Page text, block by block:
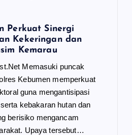
Perkuat Sinergi
Kekeringan dan
Kemarau
Memasuki puncak
Kebumen memperkuat
guna mengantisipasi
kebakaran hutan dan
berisiko mengancam
Upaya tersebut…